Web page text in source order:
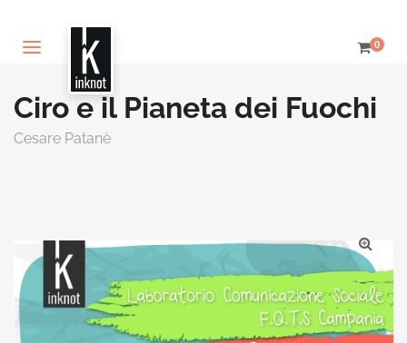
0
Ciro e il Pianeta dei Fuochi
Cesare Patanè